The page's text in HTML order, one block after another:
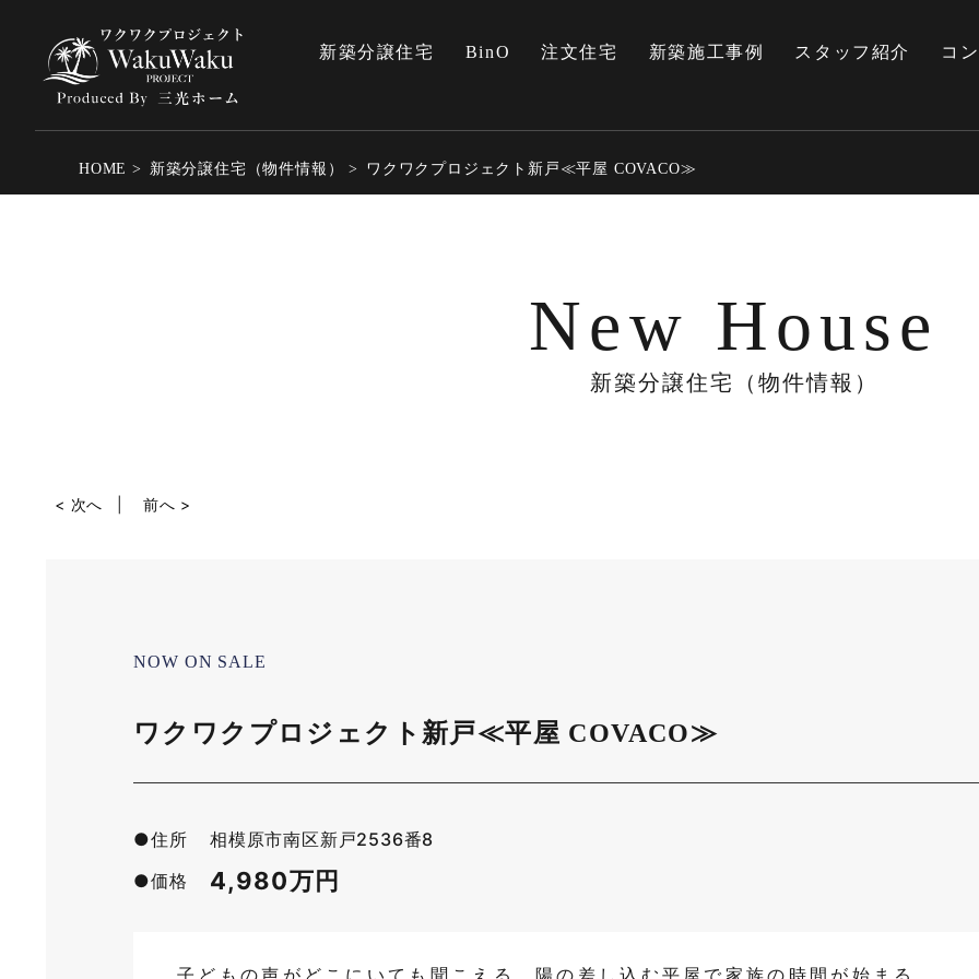
新築分譲住宅 BinO 注文住宅 新築施工事例 スタッフ紹介 コ
新築分譲住宅（物件情報）
New House
HOME 新築分譲住宅（物件情報） ワクワクプロジェクト新戸≪平屋 COVACO≫
< 次へ 前へ >
NOW ON SALE
ワクワクプロジェクト新戸≪平屋 COVACO≫
●住所
相模原市南区新戸2536番8
●価格
4,980万円
子どもの声がどこにいても聞こえる。陽の差し込む平屋で家族の時間が始まる